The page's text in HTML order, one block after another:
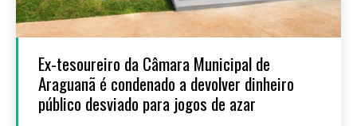
Ex-tesoureiro da Câmara Municipal de
Araguanã é condenado a devolver dinheiro
público desviado para jogos de azar